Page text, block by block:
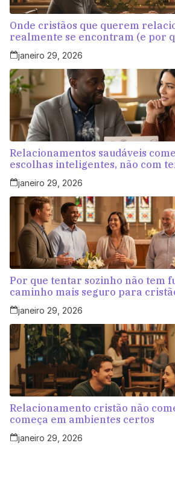
Onde cristãos que querem
realmente se encontram (e por
tudo)
janeiro 29, 2026
Relacionamentos saudáveis
escolhas inteligentes, não com
aleatórias
janeiro 29, 2026
Por que tentar sozinho não tem
caminho mais seguro para
amar com propósito
janeiro 29, 2026
Relacionamento cristão não
começa em ambientes certos
janeiro 29, 2026